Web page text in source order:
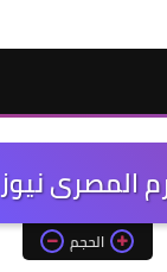
المصرى نيوز
الحجم